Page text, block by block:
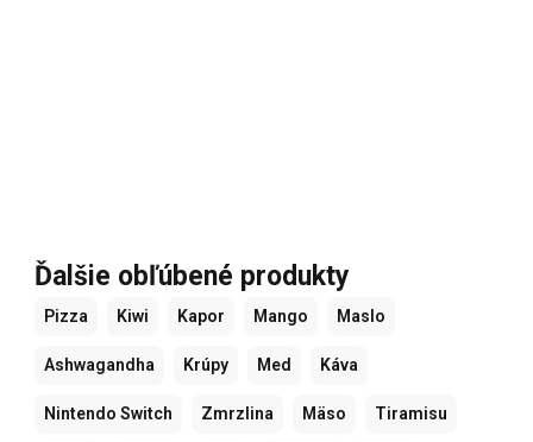
Ďalšie obľúbené produkty
Pizza Kiwi Kapor Mango Maslo
Ashwagandha Krúpy Med Káva
Nintendo Switch Zmrzlina Mäso Tiramisu